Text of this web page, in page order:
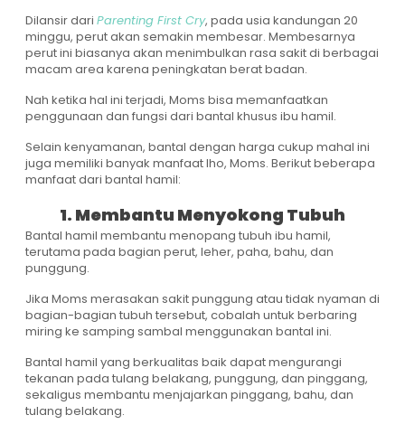
Dilansir dari Parenting First Cry, pada usia kandungan 20
minggu, perut akan semakin membesar. Membesarnya
perut ini biasanya akan menimbulkan rasa sakit di berbagai
macam area karena peningkatan berat badan.
Nah ketika hal ini terjadi, Moms bisa memanfaatkan
penggunaan dan fungsi dari bantal khusus ibu hamil.
Selain kenyamanan, bantal dengan harga cukup mahal ini
juga memiliki banyak manfaat lho, Moms. Berikut beberapa
manfaat dari bantal hamil:
1. Membantu Menyokong Tubuh
Bantal hamil membantu menopang tubuh ibu hamil,
terutama pada bagian perut, leher, paha, bahu, dan
punggung.
Jika Moms merasakan sakit punggung atau tidak nyaman di
bagian-bagian tubuh tersebut, cobalah untuk berbaring
miring ke samping sambal menggunakan bantal ini.
Bantal hamil yang berkualitas baik dapat mengurangi
tekanan pada tulang belakang, punggung, dan pinggang,
sekaligus membantu menjajarkan pinggang, bahu, dan
tulang belakang.